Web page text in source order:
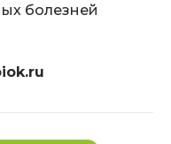
болезней